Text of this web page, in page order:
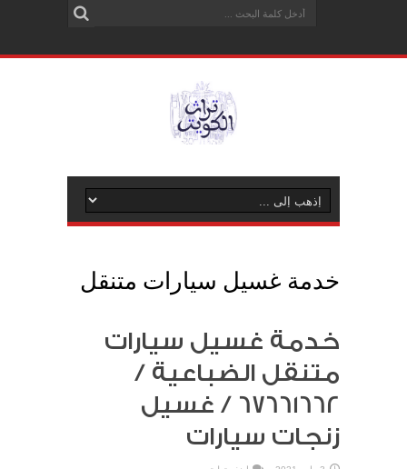
خدمة غسيل سيارات متنقل
خدمة غسيل سيارات
متنقل الضباعية /
67661662 / غسيل
زنجات سيارات